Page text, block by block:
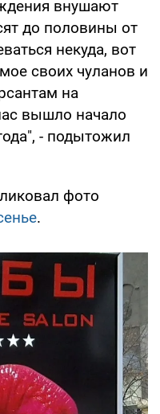
внушают
до половины от
некуда, вот
своих чуланов и
на
вышло начало
- подытожил
фото
.